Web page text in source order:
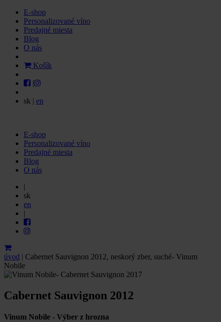
E-shop
Personalizované víno
Predajné miesta
Blog
O nás
Košík
|
sk | en
E-shop
Personalizované víno
Predajné miesta
Blog
O nás
|
sk
en
|
úvod | Cabernet Sauvignon 2012, neskorý zber, suché- Vinum
Nobile
Cabernet Sauvignon 2012
Vinum Nobile - Výber z hrozna